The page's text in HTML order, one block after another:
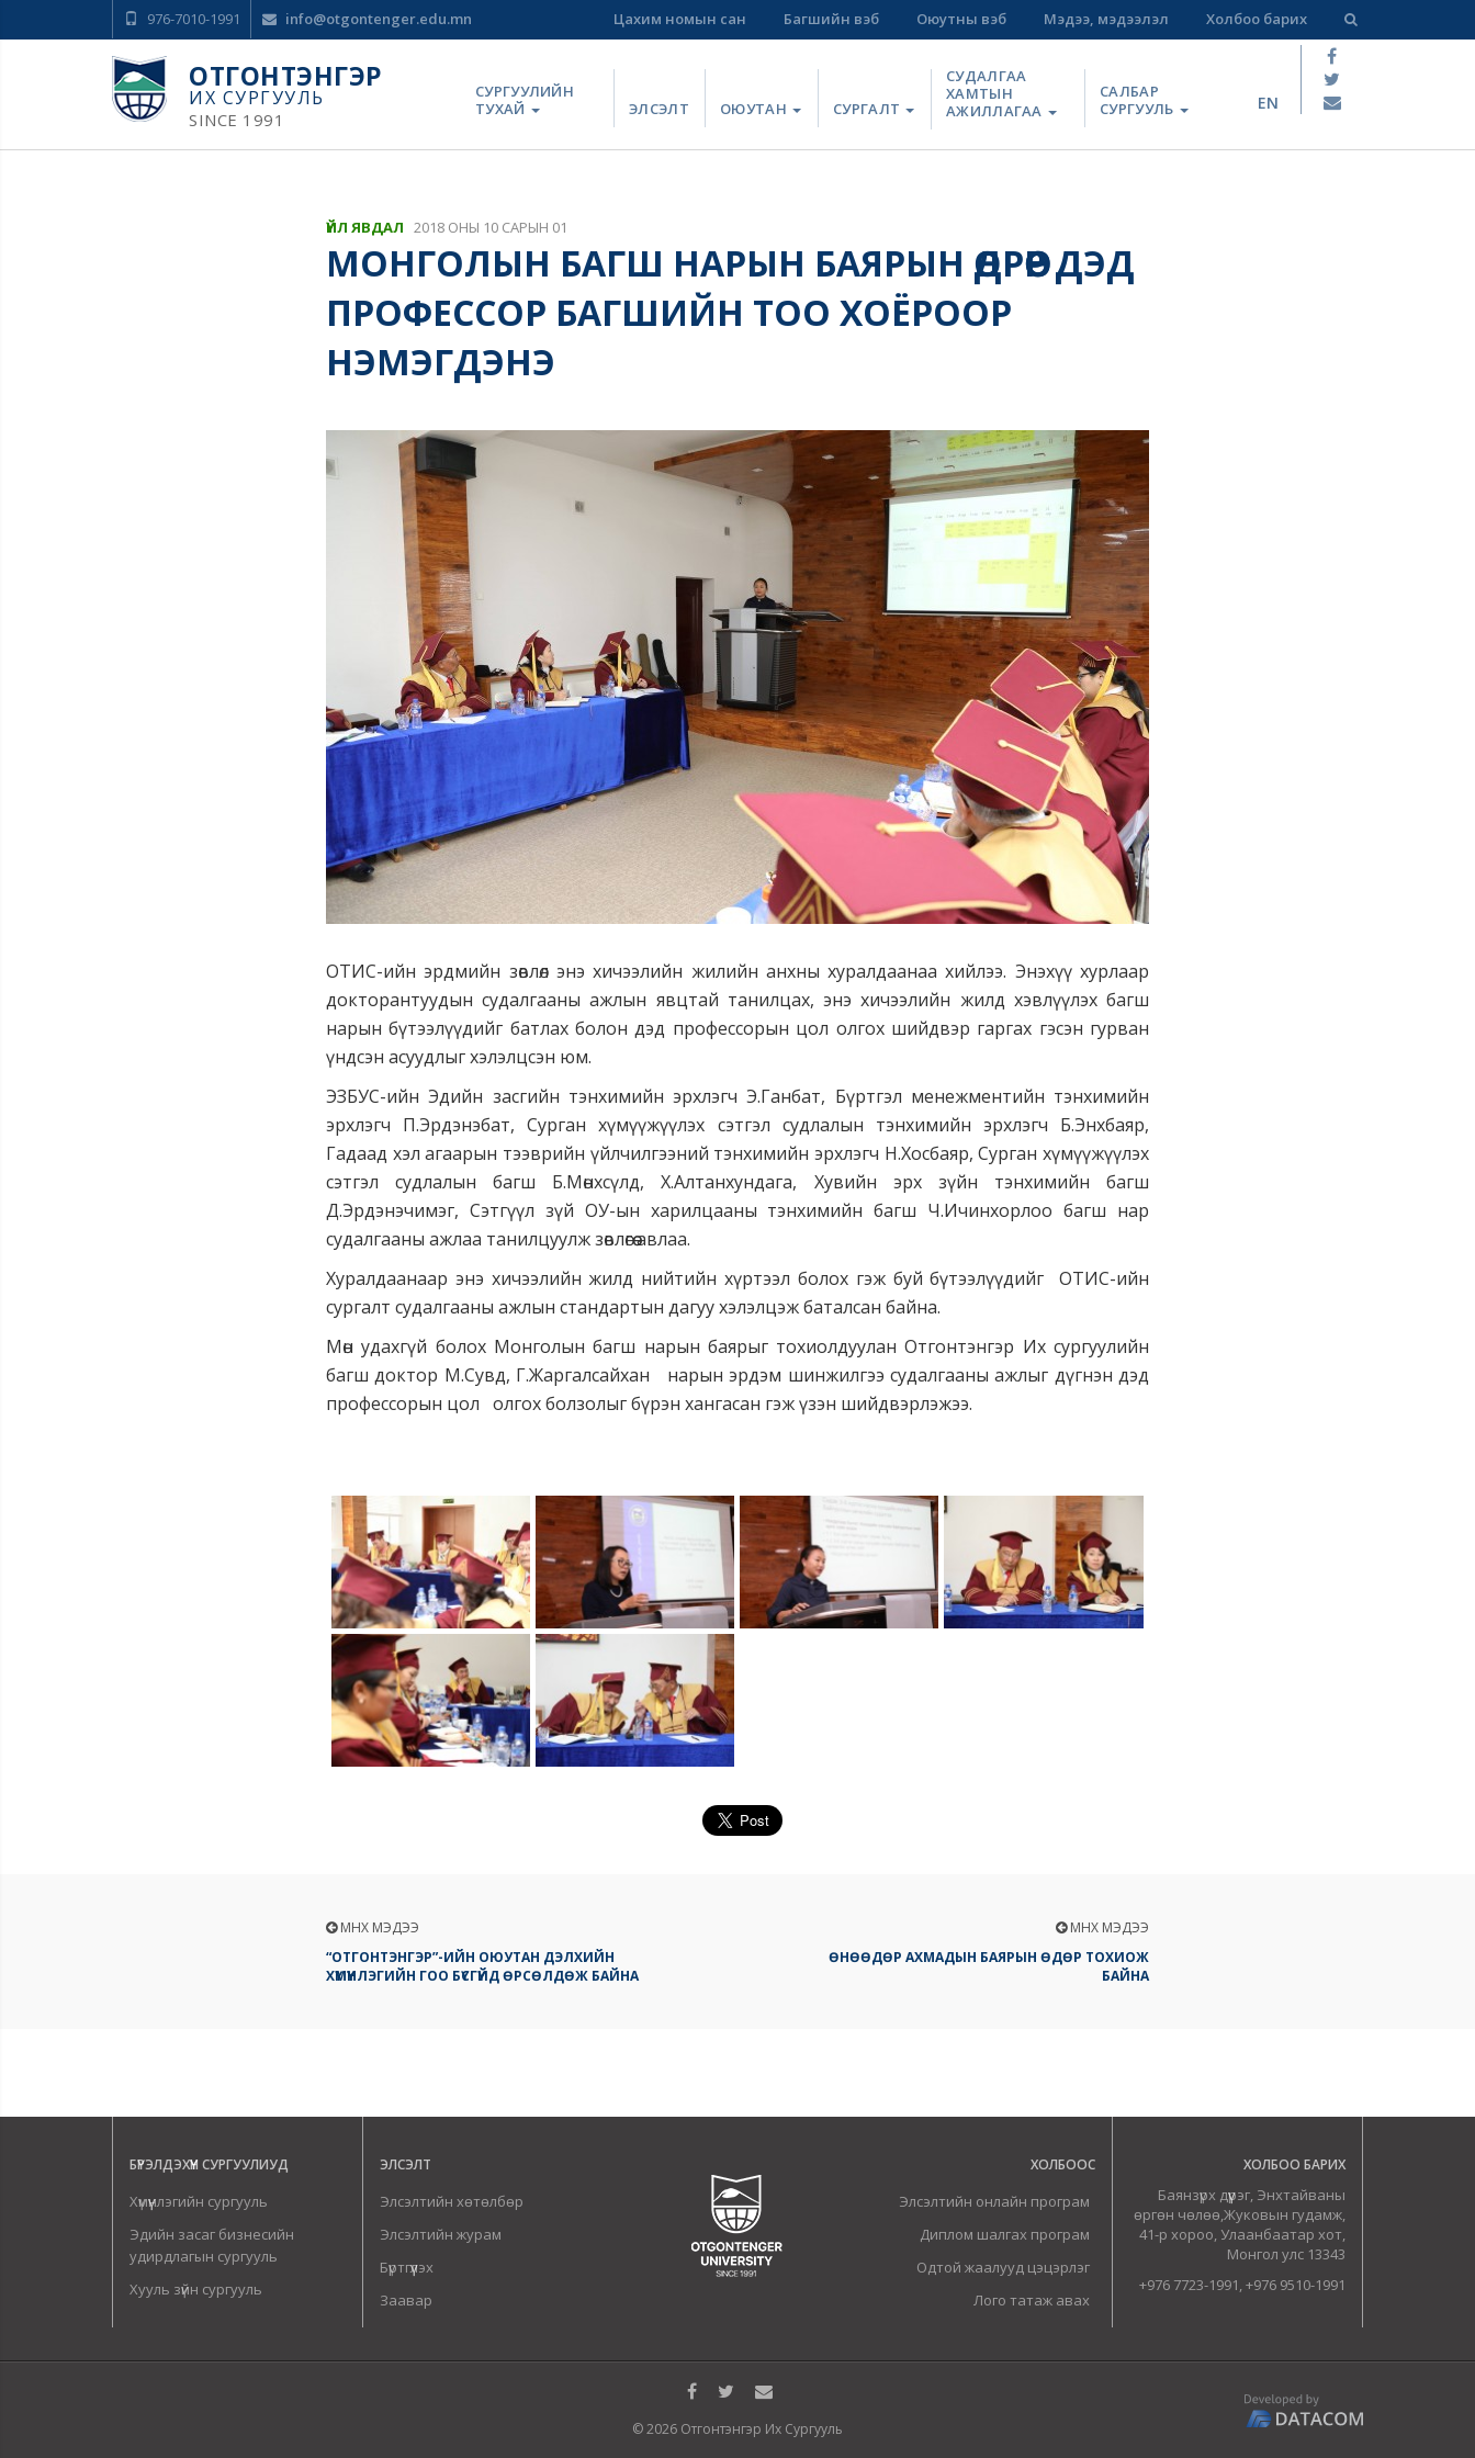
976-7010-1991 info@otgontenger.edu.mn Цахим номын сан Багшийн вэб Оюутны вэб Мэдээ, мэдээлэл Холбоо барих
ОТГОНТЭНГЭР
ИХ СУРГУУЛЬ
SINCE 1991
СУРГУУЛИЙН
ТУХАЙ
ЭЛСЭЛТ ОЮУТАН СУРГАЛТ
СУДАЛГАА
ХАМТЫН
АЖИЛЛАГАА
САЛБАР
СУРГУУЛЬ
EN
ҮЙЛ ЯВДАЛ 2018 ОНЫ 10 САРЫН 01
МОНГОЛЫН БАГШ НАРЫН БАЯРЫН ӨДРӨӨР ДЭД
ПРОФЕССОР БАГШИЙН ТОО ХОЁРООР
НЭМЭГДЭНЭ
ОТИС-ийн эрдмийн зөвлөл энэ хичээлийн жилийн анхны хуралдаанаа хийлээ. Энэхүү хурлаар
докторантуудын судалгааны ажлын явцтай танилцах, энэ хичээлийн жилд хэвлүүлэх багш
нарын бүтээлүүдийг батлах болон дэд профессорын цол олгох шийдвэр гаргах гэсэн гурван
үндсэн асуудлыг хэлэлцсэн юм.
ЭЗБУС-ийн Эдийн засгийн тэнхимийн эрхлэгч Э.Ганбат, Бүртгэл менежментийн тэнхимийн
эрхлэгч П.Эрдэнэбат, Сурган хүмүүжүүлэх сэтгэл судлалын тэнхимийн эрхлэгч Б.Энхбаяр,
Гадаад хэл агаарын тээврийн үйлчилгээний тэнхимийн эрхлэгч Н.Хосбаяр, Сурган хүмүүжүүлэх
сэтгэл судлалын багш Б.Мөнхсүлд, Х.Алтанхундага, Хувийн эрх зүйн тэнхимийн багш
Д.Эрдэнэчимэг, Сэтгүүл зүй ОУ-ын харилцааны тэнхимийн багш Ч.Ичинхорлоо багш нар
судалгааны ажлаа танилцуулж зөвлөгөө авлаа.
Хуралдаанаар энэ хичээлийн жилд нийтийн хүртээл болох гэж буй бүтээлүүдийг ОТИС-ийн
сургалт судалгааны ажлын стандартын дагуу хэлэлцэж баталсан байна.
Мөн удахгүй болох Монголын багш нарын баярыг тохиолдуулан Отгонтэнгэр Их сургуулийн
багш доктор М.Сувд, Г.Жаргалсайхан нарын эрдэм шинжилгээ судалгааны ажлыг дүгнэн дэд
профессорын цол олгох болзолыг бүрэн хангасан гэж үзэн шийдвэрлэжээ.
ӨМНӨХ МЭДЭЭ
“ОТГОНТЭНГЭР”-ИЙН ОЮУТАН ДЭЛХИЙН
ХҮМҮҮНЛЭГИЙН ГОО БҮСГҮЙД ӨРСӨЛДӨЖ БАЙНА
ӨМНӨХ МЭДЭЭ
ӨНӨӨДӨР АХМАДЫН БАЯРЫН ӨДӨР ТОХИОЖ
БАЙНА
БҮРЭЛДЭХҮҮН СУРГУУЛИУД
Хүмүүнлэгийн сургууль
Эдийн засаг бизнесийн
удирдлагын сургууль
Хууль зүйн сургууль
ЭЛСЭЛТ
Элсэлтийн хөтөлбөр
Элсэлтийн журам
Бүртгүүлэх
Заавар
ХОЛБООС
Элсэлтийн онлайн програм
Диплом шалгах програм
Одтой жаалууд цэцэрлэг
Лого татаж авах
ХОЛБОО БАРИХ
Баянзүрх дүүрэг, Энхтайваны
өргөн чөлөө,Жуковын гудамж,
41-р хороо, Улаанбаатар хот,
Монгол улс 13343
+976 7723-1991, +976 9510-1991
© 2026 Отгонтэнгэр Их Сургууль